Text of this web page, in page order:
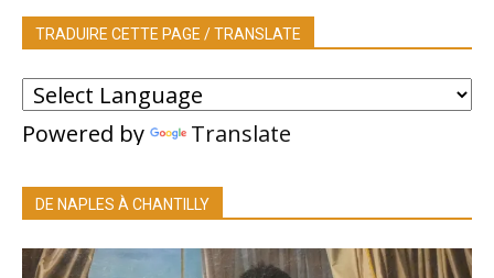
TRADUIRE CETTE PAGE / TRANSLATE
Powered by Translate
DE NAPLES À CHANTILLY